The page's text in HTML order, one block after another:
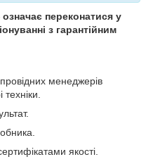
переконатися у
з гарантійним
менеджерів
техніки.
якості.